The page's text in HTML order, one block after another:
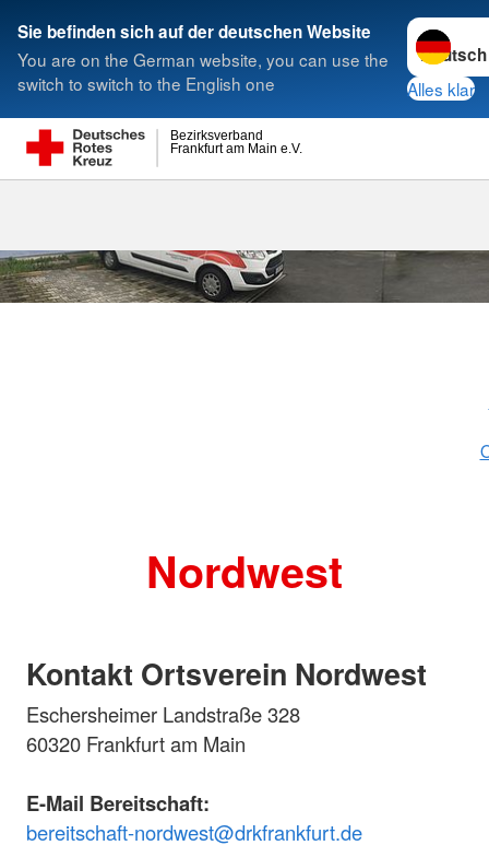
Sie befinden sich auf der deutschen Website
You are on the German website, you can use the
switch to switch to the English one
Sprache
Alles klar
Frankfurt am Main e.V.
Bezirksverband
Suche
Nordwest
Kontakt Ortsverein Nordwest
Eschersheimer Landstraße 328
60320 Frankfurt am Main
E-Mail Bereitschaft:
bereitschaft-nordwest@drkfrankfurt.de